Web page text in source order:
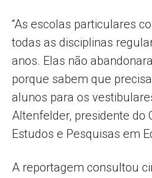
“As escolas particulares
todas as disciplinas
anos. Elas não
porque sabem que
alunos para os
Altenfelder, presidente do
Estudos e Pesquisas em
A reportagem consultou